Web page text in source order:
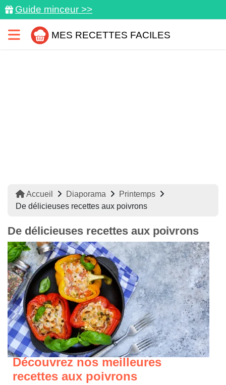
Guide minceur >>
MES RECETTES FACILES
Accueil Diaporama
Printemps
De délicieuses recettes aux poivrons
De délicieuses recettes aux poivrons
Découvrez nos meilleures
recettes aux poivrons